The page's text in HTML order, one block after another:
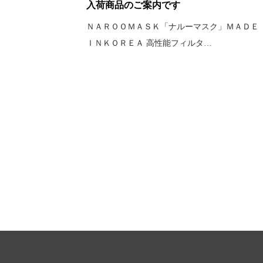
入荷商品のご案内です
ＮＡＲＯＯＭＡＳＫ「ナルーマスク」ＭＡＤＥ
ＩＮＫＯＲＥＡ 高性能フィルタ…